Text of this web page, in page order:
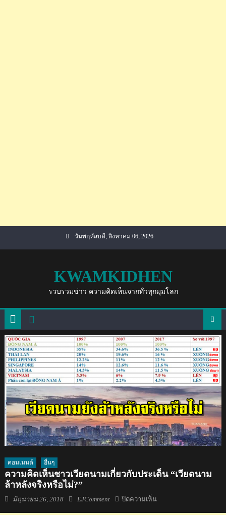
วันพฤหัสบดี, สิงหาคม 06, 2026
KWAMKIDHEN
รวบรวมข่าว ความคิดเห็นจากทั่วทุกมุมโลก
คอมเมนต์ อื่นๆ
ความคิดเห็นชาวเวียดนามเกี่ยวกับประเด็น “เวียดนาม
ล้าหลังจริงหรือไม่?”
Posted
มิถุนายน 26, 2018 Author
EJComment ปิดความเห็นบน